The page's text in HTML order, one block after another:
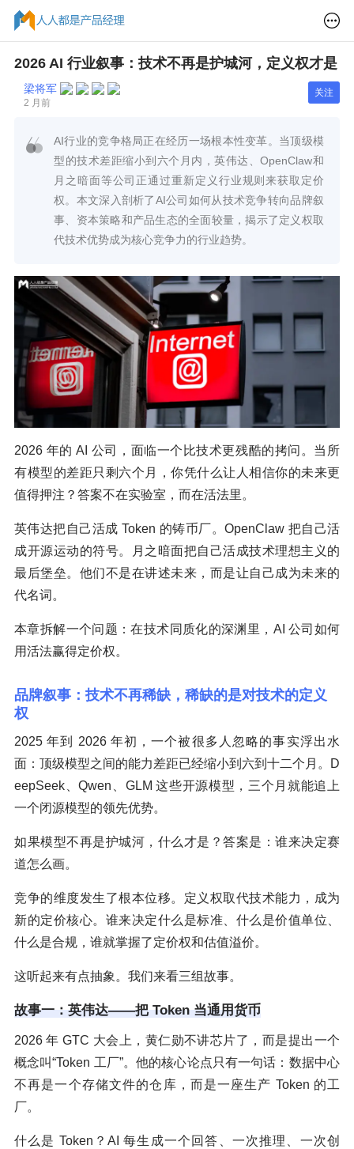
2026 AI 行业叙事：技术不再是护城河，定义权才是
梁将军
2 月前
关注
AI行业的竞争格局正在经历一场根本性变革。当顶级模
型的技术差距缩小到六个月内，英伟达、OpenClaw和
月之暗面等公司正通过重新定义行业规则来获取定价
权。本文深入剖析了AI公司如何从技术竞争转向品牌叙
事、资本策略和产品生态的全面较量，揭示了定义权取
代技术优势成为核心竞争力的行业趋势。
2026 年的 AI 公司，面临一个比技术更残酷的拷问。当所
有模型的差距只剩六个月，你凭什么让人相信你的未来更
值得押注？答案不在实验室，而在活法里。
英伟达把自己活成 Token 的铸币厂。OpenClaw 把自己活
成开源运动的符号。月之暗面把自己活成技术理想主义的
最后堡垒。他们不是在讲述未来，而是让自己成为未来的
代名词。
本章拆解一个问题：在技术同质化的深渊里，AI 公司如何
用活法赢得定价权。
品牌叙事：技术不再稀缺，稀缺的是对技术的定义
权
2025 年到 2026 年初，一个被很多人忽略的事实浮出水
面：顶级模型之间的能力差距已经缩小到六到十二个月。D
eepSeek、Qwen、GLM 这些开源模型，三个月就能追上
一个闭源模型的领先优势。
如果模型不再是护城河，什么才是？答案是：谁来决定赛
道怎么画。
竞争的维度发生了根本位移。定义权取代技术能力，成为
新的定价核心。谁来决定什么是标准、什么是价值单位、
什么是合规，谁就掌握了定价权和估值溢价。
这听起来有点抽象。我们来看三组故事。
故事一：英伟达——把 Token 当通用货币
2026 年 GTC 大会上，黄仁勋不讲芯片了，而是提出一个
概念叫“Token 工厂”。他的核心论点只有一句话：数据中心
不再是一个存储文件的仓库，而是一座生产 Token 的工
厂。
什么是 Token？AI 每生成一个回答、一次推理、一次创